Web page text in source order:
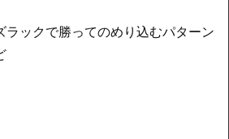
ラックで勝ってのめり込むパターン